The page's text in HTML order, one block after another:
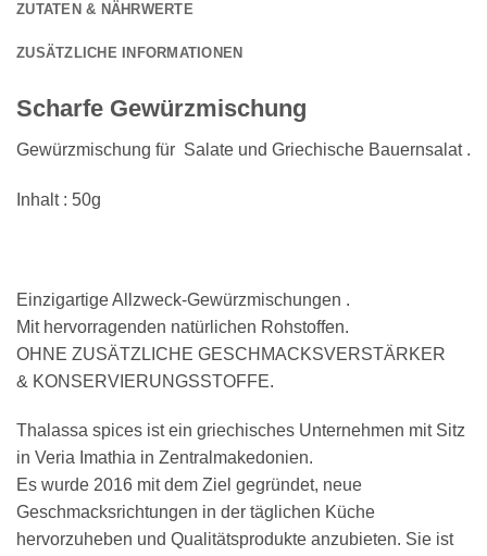
ZUTATEN & NÄHRWERTE
ZUSÄTZLICHE INFORMATIONEN
Scharfe Gewürzmischung
Gewürzmischung für Salate und Griechische Bauernsalat .
Inhalt : 50g
Einzigartige Allzweck-Gewürzmischungen .
Mit hervorragenden natürlichen Rohstoffen.
OHNE ZUSÄTZLICHE GESCHMACKSVERSTÄRKER
& KONSERVIERUNGSSTOFFE.
Thalassa spices ist ein griechisches Unternehmen mit Sitz
in Veria Imathia in Zentralmakedonien.
Es wurde 2016 mit dem Ziel gegründet, neue
Geschmacksrichtungen in der täglichen Küche
hervorzuheben und Qualitätsprodukte anzubieten. Sie ist